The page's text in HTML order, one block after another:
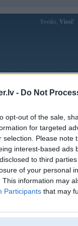
- Do Not
opt-out of the sale,
for targeted
selection. Please note
interest-based ads
to third
of your personal
This information may
Participants that may
Sveiks, Viesi!
Forums Galerijas
Lietotāja
Lietotājvārds:
Ziņojumi forumā: